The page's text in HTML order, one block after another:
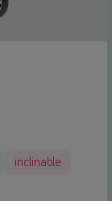
inclinable